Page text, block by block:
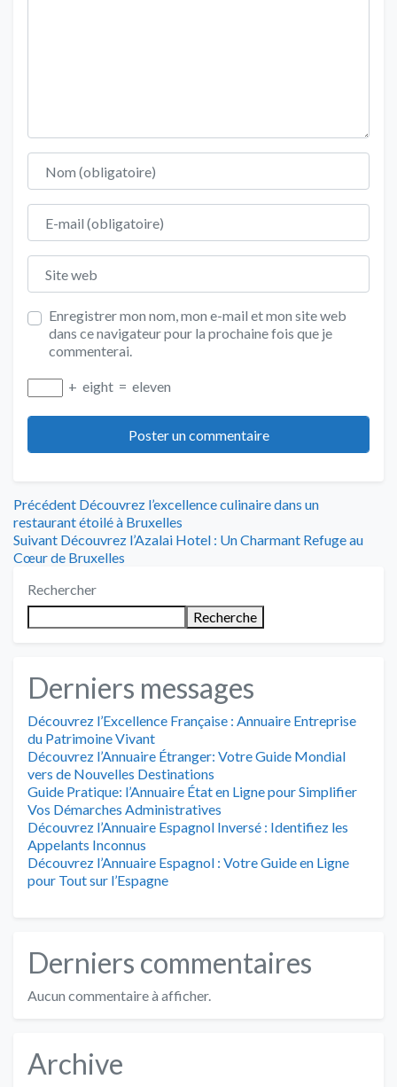
Nom
E-mail
Site web
Enregistrer mon nom, mon e-mail et mon site web
dans ce navigateur pour la prochaine fois que je
commenterai.
+ eight = eleven
Navigation
de
l’article
Précédent Article
précédent
:
Découvrez l’excellence culinaire dans un
restaurant étoilé à Bruxelles
Suivant Article
suivant
Découvrez l’Azalai Hotel : Un Charmant Refuge au
Cœur de Bruxelles
Rechercher
Recherche
Derniers messages
Découvrez l’Excellence Française : Annuaire Entreprise
du Patrimoine Vivant
Découvrez l’Annuaire Étranger: Votre Guide Mondial
vers de Nouvelles Destinations
Guide Pratique: l’Annuaire État en Ligne pour Simplifier
Vos Démarches Administratives
Découvrez l’Annuaire Espagnol Inversé : Identifiez les
Appelants Inconnus
Découvrez l’Annuaire Espagnol : Votre Guide en Ligne
pour Tout sur l’Espagne
Derniers commentaires
Aucun commentaire à afficher.
Archive